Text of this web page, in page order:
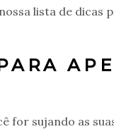
lista de dicas
for sujando as